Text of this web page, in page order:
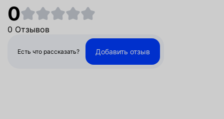
0
0 Отзывов
Есть что рассказать? Добавить отзыв